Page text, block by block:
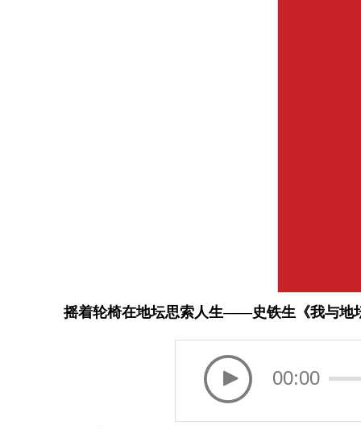
摇着轮椅在地坛思索人生——史铁生《我与地
00:00